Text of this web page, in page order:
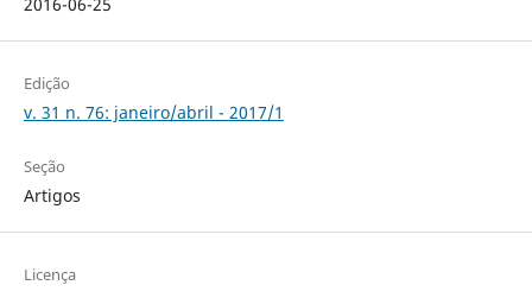
Edição
v. 31 n. 76: janeiro/abril - 2017/1
Seção
Artigos
Licença